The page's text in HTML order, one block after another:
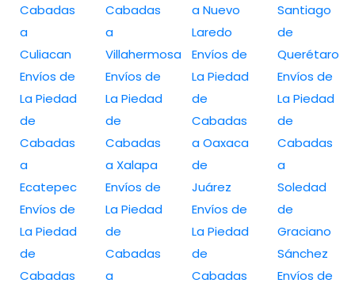
Cabadas
a
Culiacan
Envíos de
La Piedad
de
Cabadas
a
Ecatepec
Envíos de
La Piedad
de
Cabadas
Cabadas
a
Villahermosa
Envíos de
La Piedad
de
Cabadas
a Xalapa
Envíos de
La Piedad
de
Cabadas
a
a Nuevo
Laredo
Envíos de
La Piedad
de
Cabadas
a Oaxaca
de
Juárez
Envíos de
La Piedad
de
Cabadas
Santiago
de
Querétaro
Envíos de
La Piedad
de
Cabadas
a
Soledad
de
Graciano
Sánchez
Envíos de